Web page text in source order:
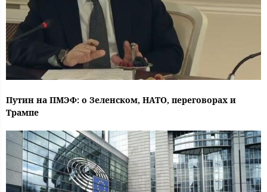
Путин на ПМЭФ: о Зеленском, НАТО, переговорах и
Трампе